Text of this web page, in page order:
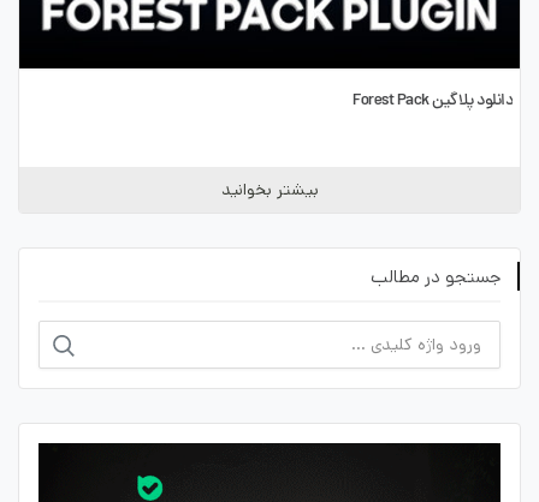
دانلود پلاگین Forest Pack
بیشتر بخوانید
جستجو در مطالب